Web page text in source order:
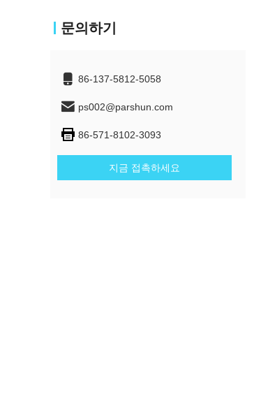
문의하기
86-137-5812-5058
ps002@parshun.com
86-571-8102-3093
지금 접촉하세요